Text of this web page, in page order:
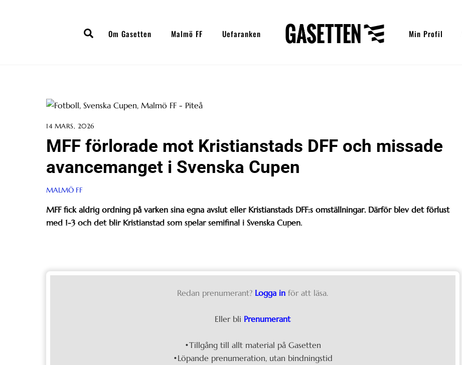
SearchOm Gasetten Malmö FF Uefaranken Min Profil
14 MARS, 2026
MFF förlorade mot Kristianstads DFF och missade
avancemanget i Svenska Cupen
MALMÖ FF
MFF fick aldrig ordning på varken sina egna avslut eller Kristianstads DFF:s omställningar. Därför blev det förlust
med 1-3 och det blir Kristianstad som spelar semifinal i Svenska Cupen.
Redan prenumerant? Logga in för att läsa.
Eller bli Prenumerant
•Tillgång till allt material på Gasetten
•Löpande prenumeration, utan bindningstid